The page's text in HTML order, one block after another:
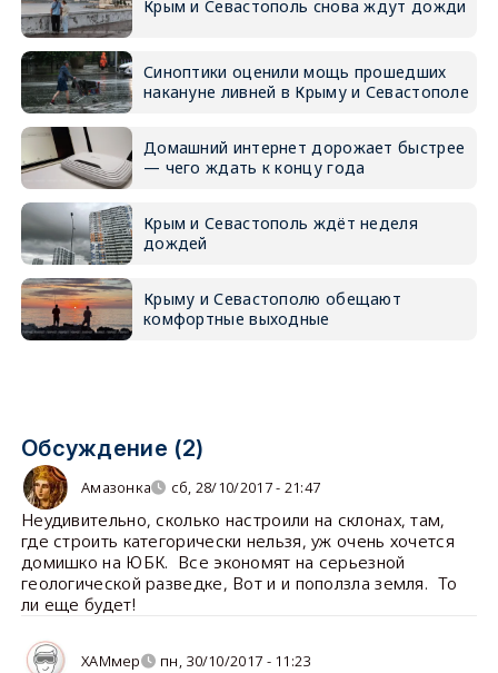
Крым и Севастополь снова ждут дожди
Синоптики оценили мощь прошедших
накануне ливней в Крыму и Севастополе
Домашний интернет дорожает быстрее
— чего ждать к концу года
Крым и Севастополь ждёт неделя
дождей
Крыму и Севастополю обещают
комфортные выходные
Обсуждение (2)
Амазонка сб, 28/10/2017 - 21:47
Неудивительно, сколько настроили на склонах, там,
где строить категорически нельзя, уж очень хочется
домишко на ЮБК. Все экономят на серьезной
геологической разведке, Вот и и поползла земля. То
ли еще будет!
ХАМмер пн, 30/10/2017 - 11:23